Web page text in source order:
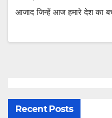
आजाद जिन्हें आज हमारे देश का
Recent Posts